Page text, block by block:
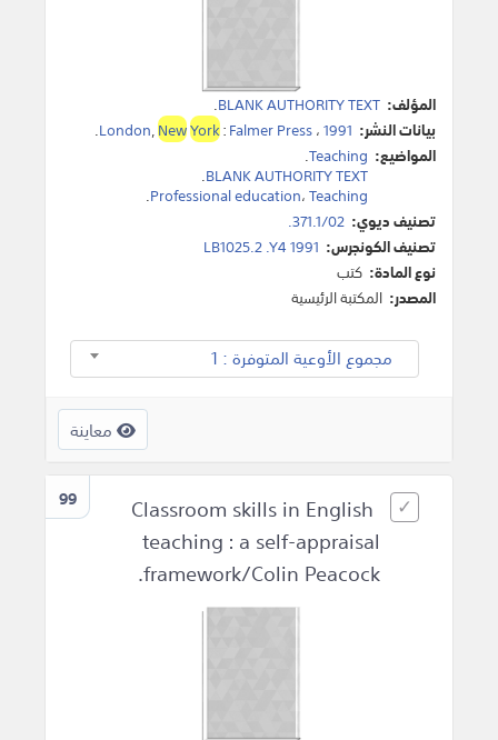
المؤلف: BLANK AUTHORITY TEXT
.
بيانات النشر:
London,NewYork:Falmer Press،1991
.
المواضيع: Teaching
.
BLANK AUTHORITY TEXT
.
Professional education،Teaching
.
تصنيف ديوي: 371.1/02.
تصنيف الكونجرس: LB1025.2 .Y4 1991
نوع المادة: كتب
المصدر: المكتبة الرئيسية
مجموع الأوعية المتوفرة : 1
معاينة
99
Classroom skills in English
teaching : a self-appraisal
framework/Colin Peacock.